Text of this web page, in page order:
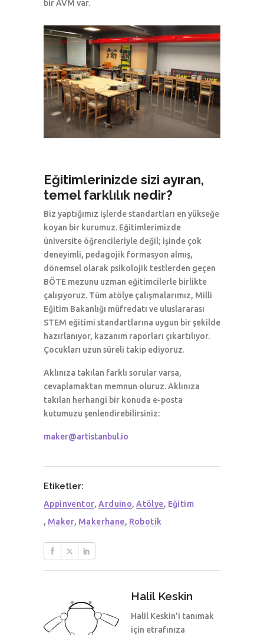
bir AVM var.
Eğitimlerinizde sizi ayıran,
temel farklılık nedir?
Biz yaptığımız işlerde standartları en yükseğe
koyan bir kurumuz. Eğitimlerimizde
üniversite öğrencileriyle değil; işinde çok
deneyimli, pedagojik formasyon almış,
dönemsel olarak psikolojik testlerden geçen
BÖTE mezunu uzman eğitimcilerle birlikte
çalışıyoruz. Tüm atölye çalışmalarımız, Milli
Eğitim Bakanlığı müfredatı ve uluslararası
STEM eğitimi standartlarına uygun bir şekilde
hazırlanıyor, kazanım raporları çıkartılıyor.
Çocukları uzun süreli takip ediyoruz.
Aklınıza takılan farklı sorular varsa,
cevaplamaktan memnun oluruz. Aklınıza
takılan herhangi bir konuda e-posta
kutumuzu şenlendirebilirsiniz:
maker@artistanbul.io
Etiketler:
Appinventor, Arduino, Atölye, Eğitim
, Maker, Makerhane, Robotik
Halil Keskin
Halil Keskin'i tanımak
için etrafınıza